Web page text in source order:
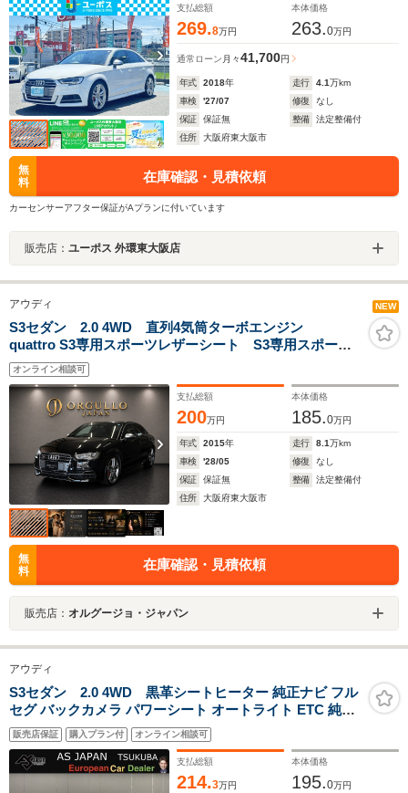
支払総額
269.8万円
本体価格
263.0万円
通常ローン 月々41,700円
年式 2018年 走行 4.1万km
車検
'27/07 修復
なし
保証
保証無 整備
法定整備付
住所
大阪府東大阪市
無
料
在庫確認・見積依頼
カーセンサーアフター保証がAプランに付いています
販売店： ユーポス 外環東大阪店
アウディ NEW
S3セダン 2.0 4WD 直列4気筒ターボエンジン
quattro S3専用スポーツレザーシート S3専用スポーツ
ステアリング バックカメラ ETC スマートキー&プッ
シュスタート 前席シートヒーター 純正19インチAW
レッドブレーキキャリパー
オンライン相談可
支払総額
200万円
本体価格
185.0万円
年式 2015年 走行 8.1万km
車検
'28/05 修復
なし
保証
保証無 整備
法定整備付
住所
大阪府東大阪市
無
料
在庫確認・見積依頼
販売店： オルグージョ・ジャパン
アウディ
S3セダン 2.0 4WD 黒革シートヒーター 純正ナビ フル
セグ バックカメラ パワーシート オートライト ETC 純正
AW 禁煙
販売店保証 購入プラン付 オンライン相談可
支払総額
214.3万円
本体価格
195.0万円